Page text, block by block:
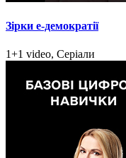
Зірки e-демократії
1+1 video, Серіали